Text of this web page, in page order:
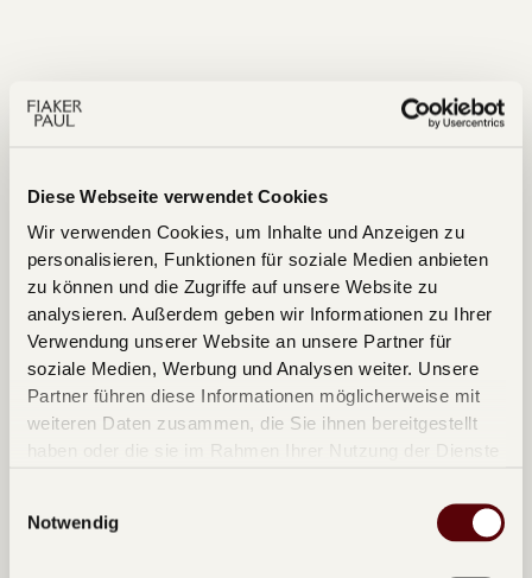
Diese Webseite verwendet Cookies
Wir verwenden Cookies, um Inhalte und Anzeigen zu
personalisieren, Funktionen für soziale Medien anbieten
zu können und die Zugriffe auf unsere Website zu
analysieren. Außerdem geben wir Informationen zu Ihrer
Verwendung unserer Website an unsere Partner für
soziale Medien, Werbung und Analysen weiter. Unsere
Partner führen diese Informationen möglicherweise mit
weiteren Daten zusammen, die Sie ihnen bereitgestellt
haben oder die sie im Rahmen Ihrer Nutzung der Dienste
Notwendig
gedeckten Kutsche.
Bis zu 4 Personen